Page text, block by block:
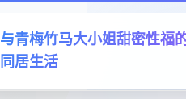
与青梅竹马大小姐甜密性福
同居生活